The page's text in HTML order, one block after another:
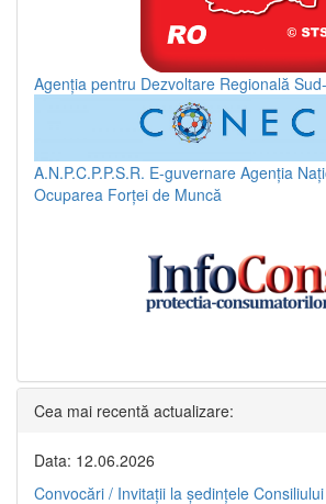
Agenția pentru Dezvoltare Regională
A.N.P.C.P.P.S.R. E-guvernare Agenția
Ocuparea Forței de Muncă
Cea mai recentă actualizare:
Data: 12.06.2026
Convocări / Invitaţii la şedinţele